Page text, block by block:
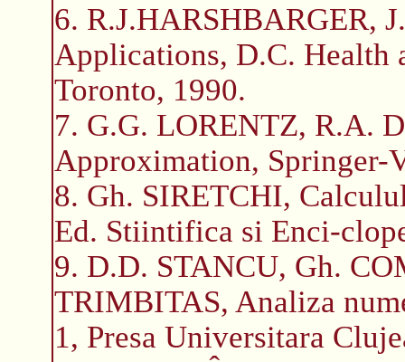
6. R.J.HARSHBARGER,
Applications, D.C. Health
Toronto, 1990.
7. G.G. LORENTZ, R.A.
Approximation, Springer-
8. Gh. SIRETCHI,
Ed. Stiintifica si Enci-
9. D.D. STANCU, Gh.
TRIMBITAS, Analiza
1, Presa Universitara